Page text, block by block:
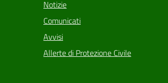
Notizie
Comunicati
Avvisi
Allerte di Protezione Civile